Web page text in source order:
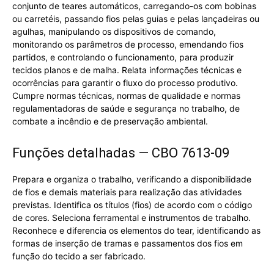
conjunto de teares automáticos, carregando-os com bobinas
ou carretéis, passando fios pelas guias e pelas lançadeiras ou
agulhas, manipulando os dispositivos de comando,
monitorando os parâmetros de processo, emendando fios
partidos, e controlando o funcionamento, para produzir
tecidos planos e de malha. Relata informações técnicas e
ocorrências para garantir o fluxo do processo produtivo.
Cumpre normas técnicas, normas de qualidade e normas
regulamentadoras de saúde e segurança no trabalho, de
combate a incêndio e de preservação ambiental.
Funções detalhadas — CBO 7613-09
Prepara e organiza o trabalho, verificando a disponibilidade
de fios e demais materiais para realização das atividades
previstas. Identifica os títulos (fios) de acordo com o código
de cores. Seleciona ferramental e instrumentos de trabalho.
Reconhece e diferencia os elementos do tear, identificando as
formas de inserção de tramas e passamentos dos fios em
função do tecido a ser fabricado.